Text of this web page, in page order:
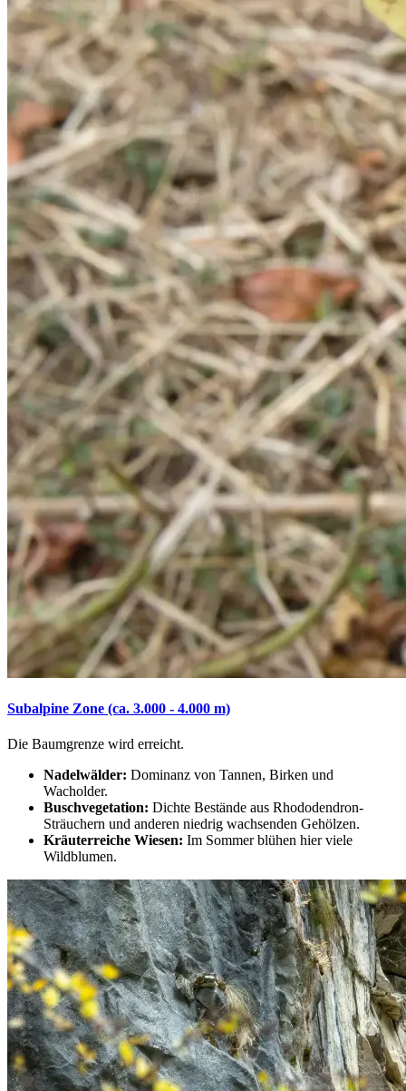
Subalpine Zone (ca. 3.000 - 4.000 m)
Die Baumgrenze wird erreicht.
Nadelwälder: Dominanz von Tannen, Birken und
Wacholder.
Buschvegetation: Dichte Bestände aus Rhododendron-
Sträuchern und anderen niedrig wachsenden Gehölzen.
Kräuterreiche Wiesen: Im Sommer blühen hier viele
Wildblumen.